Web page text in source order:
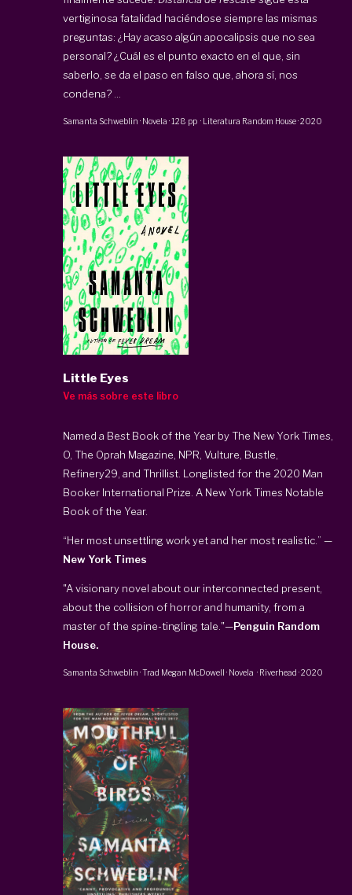
vertiginosa fatalidad haciéndose siempre las mismas
preguntas: ¿Hay acaso algún apocalipsis que no sea
personal? ¿Cuál es el punto exacto en el que, sin
saberlo, se da el paso en falso que, ahora sí, nos
condena? ...
Samanta Schweblin · Novela ·128 pp · Literatura Random House·2020
Little Eyes
Ve más sobre este libro
Named a Best Book of the Year by The New York Times,
O, The Oprah Magazine, NPR, Vulture, Bustle,
Refinery29, and Thrillist. Longlisted for the 2020 Man
Booker International Prize. A New York Times Notable
Book of the Year.
“Her most unsettling work yet and her most realistic.” —
New York Times
"A visionary novel about our interconnected present,
about the collision of horror and humanity, from a
master of the spine-tingling tale."—Penguin Random
House.
Samanta Schweblin · Trad Megan McDowell · Novela · Riverhead ·2020